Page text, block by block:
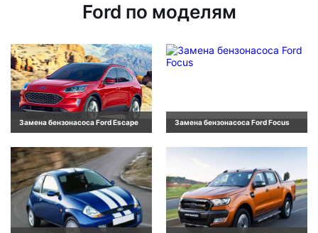
Ford по моделям
Замена бензонасоса Ford Escape Замена бензонасоса Ford Focus